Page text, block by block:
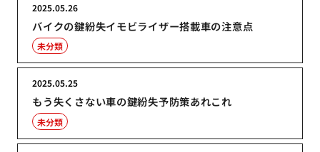
バイクの鍵紛失イモビライザー搭載車の注意点
2025.05.26
未分類
もう失くさない車の鍵紛失予防策あれこれ
2025.05.25
未分類